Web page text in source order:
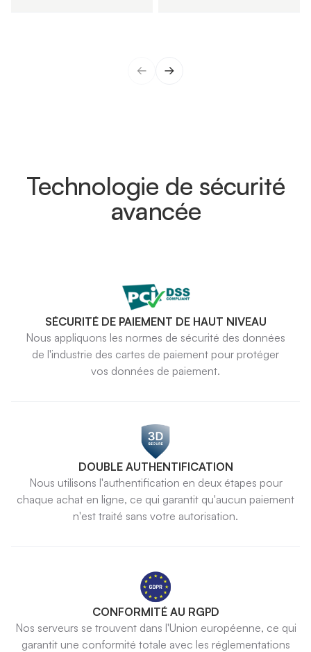
Technologie de sécurité
avancée
SÉCURITÉ DE PAIEMENT DE HAUT NIVEAU
Nous appliquons les normes de sécurité des données
de l'industrie des cartes de paiement pour protéger
vos données de paiement.
DOUBLE AUTHENTIFICATION
Nous utilisons l'authentification en deux étapes pour
chaque achat en ligne, ce qui garantit qu'aucun paiement
n'est traité sans votre autorisation.
CONFORMITÉ AU RGPD
Nos serveurs se trouvent dans l'Union européenne, ce qui
garantit une conformité totale avec les réglementations